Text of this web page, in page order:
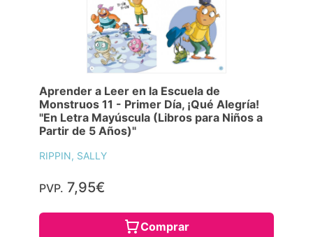
Aprender a Leer en la Escuela de
Monstruos 11 - Primer Día, ¡Qué Alegría!
"En Letra Mayúscula (Libros para Niños a
Partir de 5 Años)"
RIPPIN, SALLY
PVP. 7,95€
Comprar